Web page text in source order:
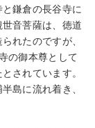
鎌倉の長谷寺に
音菩薩は、徳道
れたのですが、
の御本尊として
されています。
島に流れ着き、